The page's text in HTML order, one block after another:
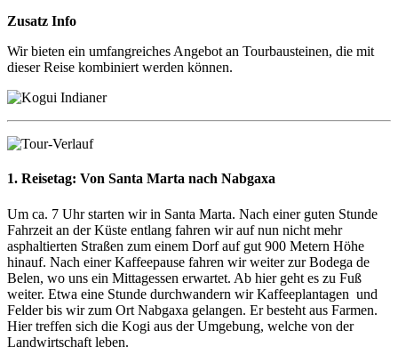
Zusatz Info
Wir bieten ein umfangreiches Angebot an Tourbausteinen, die mit
dieser Reise kombiniert werden können.
1. Reisetag: Von Santa Marta nach Nabgaxa
Um ca. 7 Uhr starten wir in Santa Marta. Nach einer guten Stunde
Fahrzeit an der Küste entlang fahren wir auf nun nicht mehr
asphaltierten Straßen zum einem Dorf auf gut 900 Metern Höhe
hinauf. Nach einer Kaffeepause fahren wir weiter zur Bodega de
Belen, wo uns ein Mittagessen erwartet. Ab hier geht es zu Fuß
weiter. Etwa eine Stunde durchwandern wir Kaffeeplantagen und
Felder bis wir zum Ort Nabgaxa gelangen. Er besteht aus Farmen.
Hier treffen sich die Kogi aus der Umgebung, welche von der
Landwirtschaft leben.